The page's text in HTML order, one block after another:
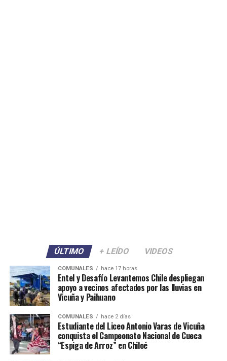
ÚLTIMO + LEÍDO VIDEOS
COMUNALES hace 17 horas
Entel y Desafío Levantemos Chile despliegan
apoyo a vecinos afectados por las lluvias en
Vicuña y Paihuano
COMUNALES hace 2 días
Estudiante del Liceo Antonio Varas de Vicuña
conquista el Campeonato Nacional de Cueca
“Espiga de Arroz” en Chiloé